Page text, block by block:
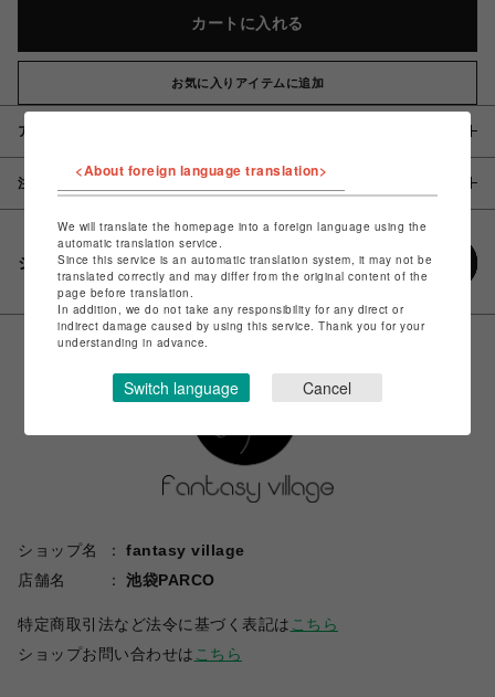
カートに入れる
お気に入りアイテムに追加
アイテム説明 / 素材
注意事項
シェアする
ショップ名
fantasy village
店舗名
池袋PARCO
特定商取引法など法令に基づく表記は こちら
ショップお問い合わせは こちら
<About foreign language translation>
We will translate the homepage into a foreign language using the
automatic translation service.
Since this service is an automatic translation system, it may not be
translated correctly and may differ from the original content of the
page before translation.
In addition, we do not take any responsibility for any direct or
indirect damage caused by using this service. Thank you for your
understanding in advance.
Switch language Cancel